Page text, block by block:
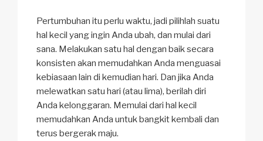
Pertumbuhan itu perlu waktu, jadi pilihlah suatu
hal kecil yang ingin Anda ubah, dan mulai dari
sana. Melakukan satu hal dengan baik secara
konsisten akan memudahkan Anda menguasai
kebiasaan lain di kemudian hari. Dan jika Anda
melewatkan satu hari (atau lima), berilah diri
Anda kelonggaran. Memulai dari hal kecil
memudahkan Anda untuk bangkit kembali dan
terus bergerak maju.